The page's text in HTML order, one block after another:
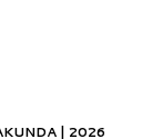
| 2026